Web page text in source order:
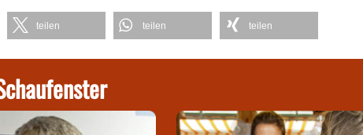
teilen teilen teilen